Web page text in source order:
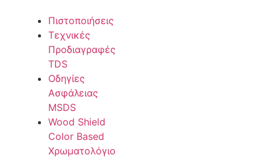
Πιστοποιήσεις
Τεχνικές
Προδιαγραφές
TDS
Οδηγίες
Ασφάλειας
MSDS
Wood Shield
Color Based
Χρωματολόγιο